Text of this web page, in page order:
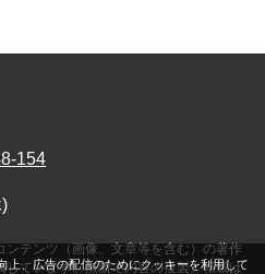
上、広告の配信のためにクッキーを利用して
154
テンツ（画像、文章等を含む）の著作
ています。無断で内容の複製、転載は